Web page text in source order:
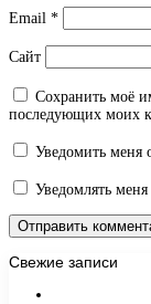
Email *
Сайт
Сохранить моё
последующих моих
Уведомить меня
Уведомлять
Свежие записи